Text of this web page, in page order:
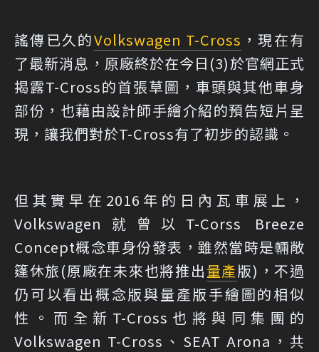
謠傳已久的Volkswagen T-Cross ，現在有
了最新消息，原廠終於在今日(3)於官網正式
揭露T-Cross的首張草圖，車頭與其他車身
部份，也藉由設計師手繪介紹的預告短片呈
現，讓我們對於T-Cross有了初步的認識。
但其實早在2016年的日內瓦車展上，
Volkswagen就曾以T-Corss Breeze
Concept概念車身份發表，雖然當時是輛敞
篷休旅(原廠在未來也將推出量產版)，不過
仍可以看出概念版與量產版手繪圖的相似
性。而全新T-Cross也將與同集團的
Volkswagen T-Cross、SEAT Arona，共